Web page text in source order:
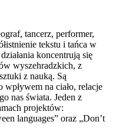
tancerz, performer,
tekstu i tańca w
koncentrują się
wyszehradzkich, z
z nauką. Są
wpływem na ciało, relacje
nas świata. Jeden z
projektów:
languages” oraz „Don’t